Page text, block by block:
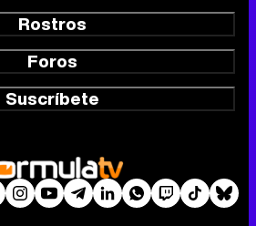
Rostros
Foros
Suscríbete